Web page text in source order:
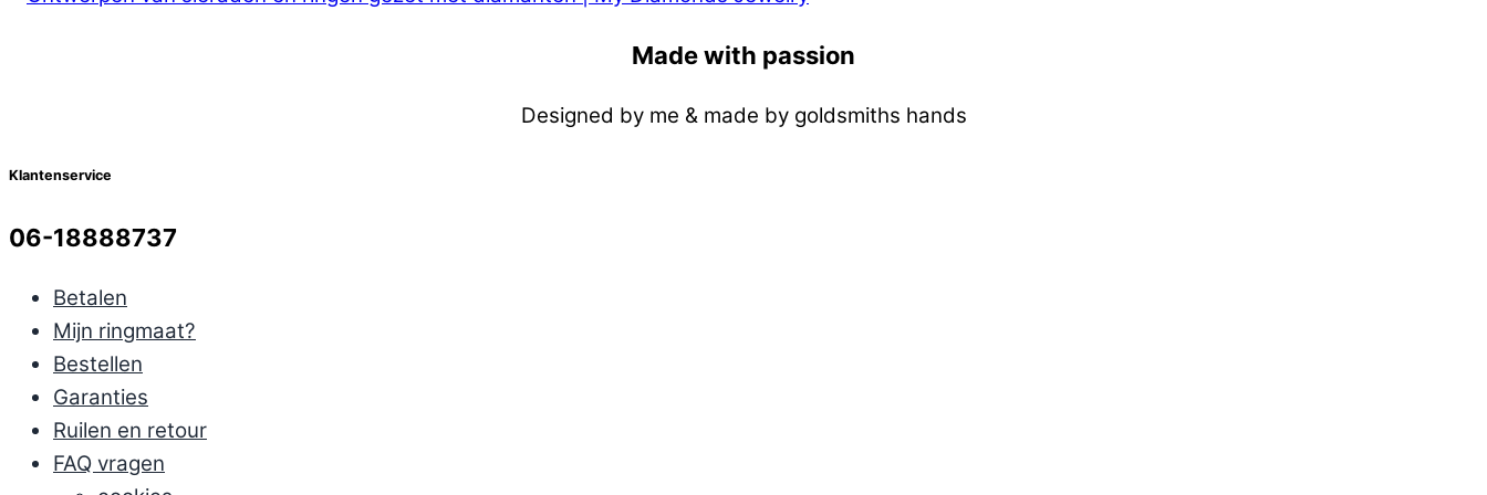
Made with passion
Designed by me & made by goldsmiths hands
Klantenservice
06-18888737
Betalen
Mijn ringmaat?
Bestellen
Garanties
Ruilen en retour
FAQ vragen